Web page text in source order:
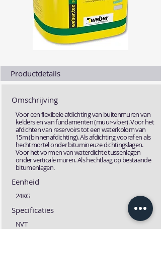
Productdetails
Omschrijving
Voor een flexibele afdichting van buitenmuren van
kelders en van fundamenten (muur-vloer). Voor het
afdichten van reservoirs tot een waterkolom van
15m (binnenafdichting). Als afdichting vooraf en als
hechtmortel onder bitumineuze dichtingslagen.
Voor het vormen van waterdichte tussenlagen
onder verticale muren. Als hechtlaag op bestaande
bitumenlagen.
Eenheid
24KG
Specificaties
NVT